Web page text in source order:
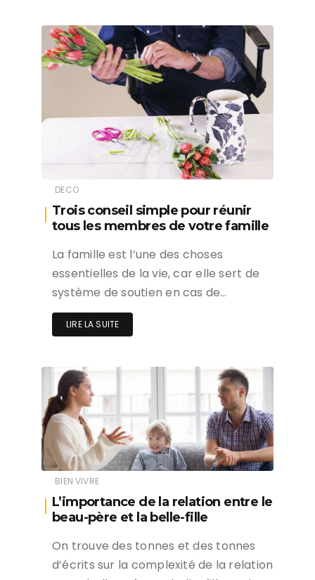
DECO
Trois conseil simple pour réunir
tous les membres de votre famille
La famille est l’une des choses
essentielles de la vie, car elle sert de
système de soutien en cas de…
LIRE LA SUITE
BIEN VIVRE
L’importance de la relation entre le
beau-père et la belle-fille
On trouve des tonnes et des tonnes
d’écrits sur la complexité de la relation